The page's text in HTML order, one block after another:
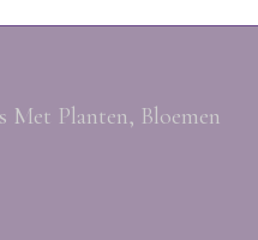
Met Planten, Bloemen